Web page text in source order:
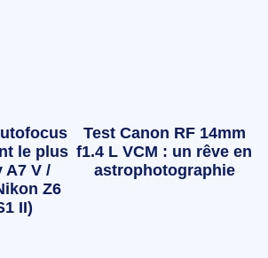
le plus
A7 V /
Z6
II)
Test Canon RF 14mm
f1.4 L VCM : un rêve en
astrophotographie